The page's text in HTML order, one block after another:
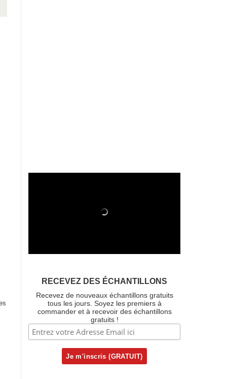
RECEVEZ DES ÉCHANTILLONS
Recevez de nouveaux échantillons gratuits
tous les jours. Soyez les premiers à
commander et à recevoir des échantillons
gratuits !